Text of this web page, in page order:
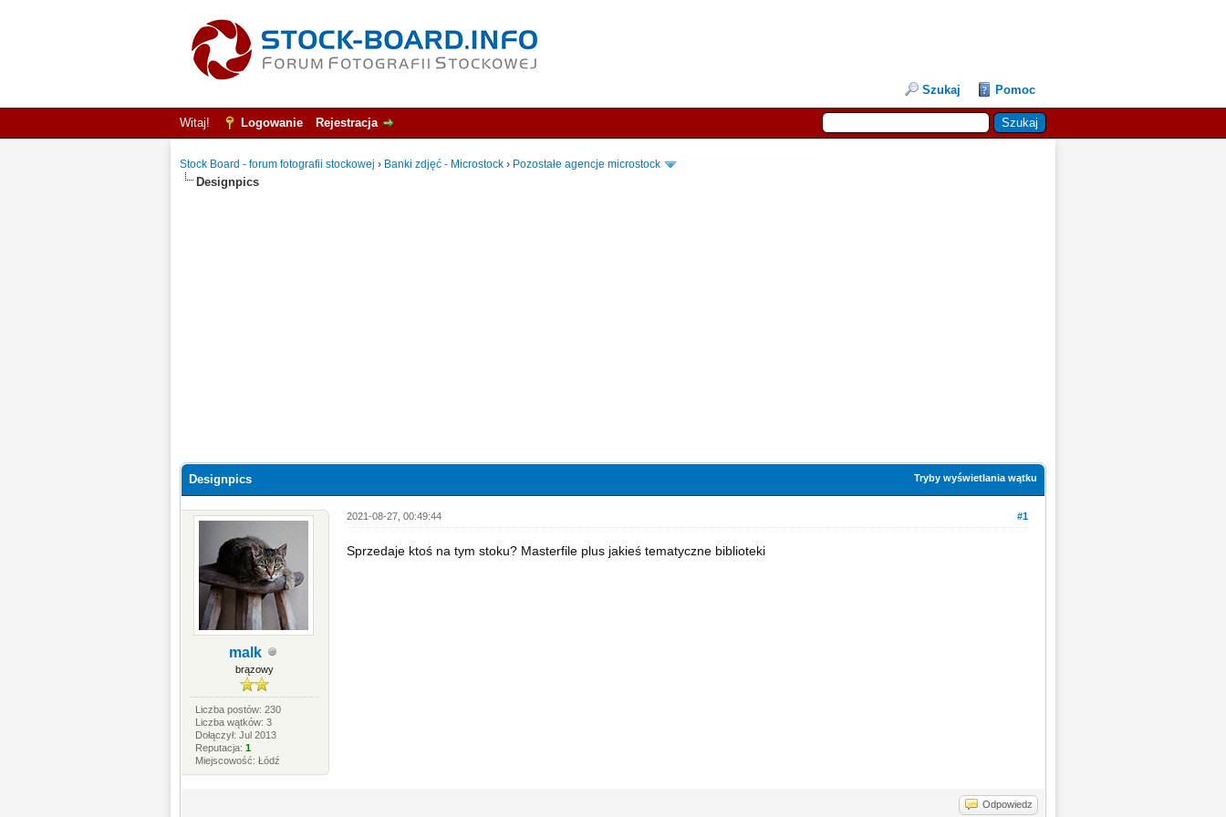
Szukaj Pomoc
Witaj! Logowanie Rejestracja
Stock Board - forum fotografii stockowej › Banki zdjęć - Microstock › Pozostałe agencje microstock
Designpics
Tryby wyświetlania wątku
Designpics
malk
brązowy
Liczba postów: 230
Liczba wątków: 3
Dołączył: Jul 2013
Reputacja:1
Miejscowość: Łódź
#1
2021-08-27, 00:49:44
Sprzedaje ktoś na tym stoku? Masterfile plus jakieś tematyczne biblioteki
Odpowiedz